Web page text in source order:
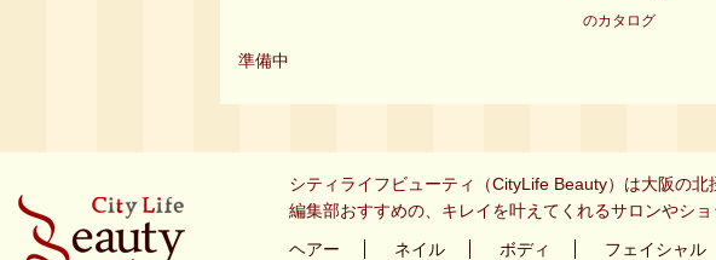
のカタログ
準備中
シティライフビューティ（CityLife Beauty）は大阪の
編集部おすすめの、キレイを叶えてくれるサロンやシ
ヘアー
ネイル ボディ フェイシャル